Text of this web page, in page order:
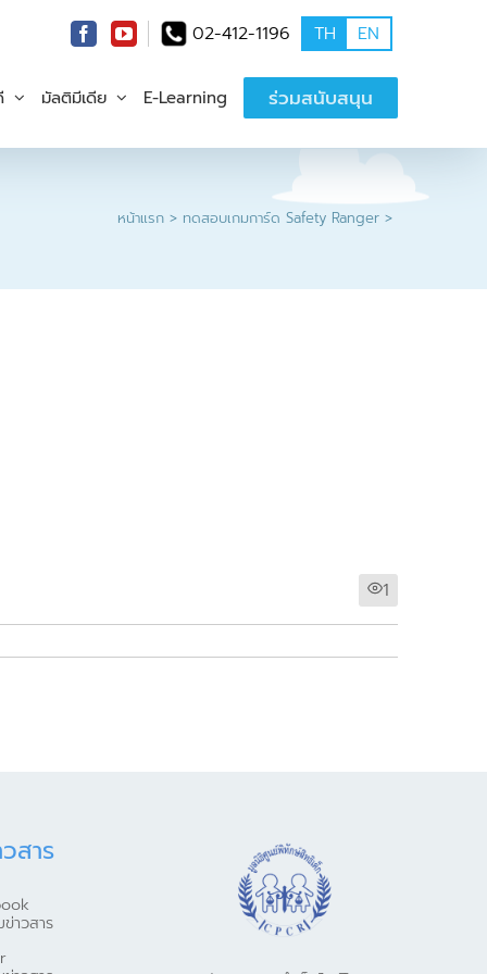
02-412-1196 TH EN
มัลติมีเดีย E-Learning ร่วมสนับสนุน
หน้าแรก ทดสอบเกมการ์ด Safety Ranger
1
สาร
าวสาร